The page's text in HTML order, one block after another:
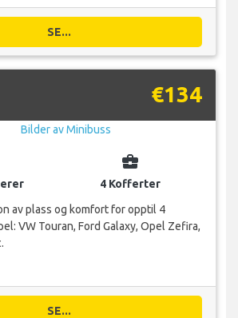
SE...
€134
business_center
4 Kofferter
av plass og komfort for opptil 4
VW Touran, Ford Galaxy, Opel Zefira,
SE...